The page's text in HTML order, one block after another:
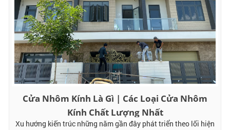
Cửa Nhôm Kính Là Gì | Các Loại Cửa Nhôm
Kính Chất Lượng Nhất
Xu hướng kiến trúc những năm gần đây phát triển theo lối hiện